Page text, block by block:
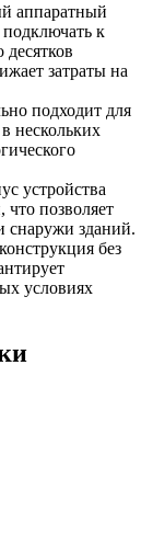
аппаратный
подключать к
затраты на
подходит для
нескольких
устройства
что позволяет
снаружи зданий.
без
условиях